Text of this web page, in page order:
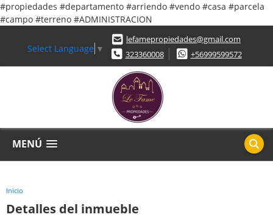
#propiedades #departamento #arriendo #vendo #casa #parcela
#campo #terreno #ADMINISTRACION
Select Language ▼
lefamepropiedades@gmail.com
323360008
+56999599572
MENÚ
Inicio
Detalles del inmueble